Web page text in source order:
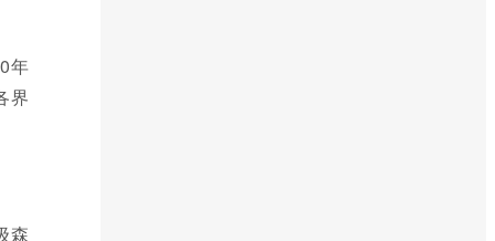
年
界
森